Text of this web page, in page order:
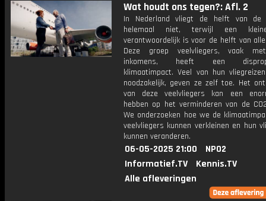
Wat houdt ons tegen?: Afl. 2
In Nederland vliegt de helft van de
helemaal niet, terwijl een
verantwoordelijk is voor de helft van
Deze groep veelvliegers, vaak
inkomens, heeft een
klimaatimpact. Veel van hun
noodzakelijk, geven ze zelf toe. Het
van deze veelvliegers kan een
hebben op het verminderen van de
We onderzoeken hoe we de
veelvliegers kunnen verkleinen en hun
kunnen veranderen.
06-05-2025 21:00
NPO2
Informatief.TV
Kennis.TV
Alle afleveringen